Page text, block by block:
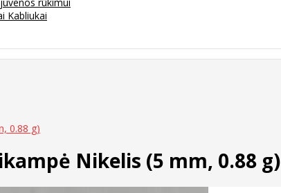
Kabliukai
0.88 g)
Nikelis (5 mm, 0.88 g)